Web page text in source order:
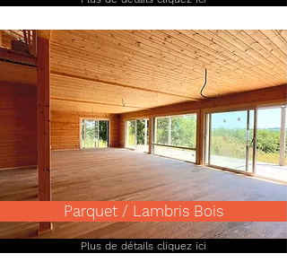
Parquet / Lambris Bois
Plus de détails cliquez ici